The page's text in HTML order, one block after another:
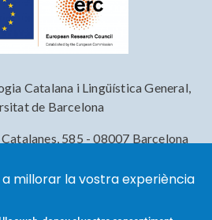
Catalana i Lingüística General,
de Barcelona
585 - 08007 Barcelona
millorar la vostra experiència